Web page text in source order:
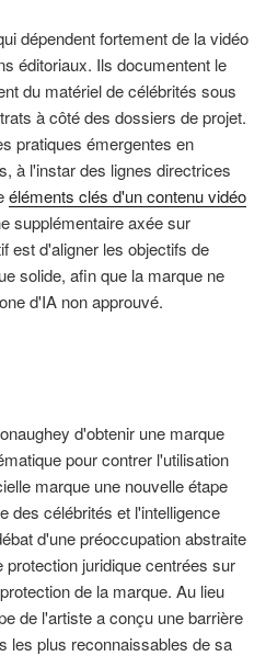
dépendent fortement de la vidéo
éditoriaux. Ils documentent le
du matériel de célébrités sous
à côté des dossiers de projet.
pratiques émergentes en
à l'instar des lignes directrices
éléments clés d'un contenu vidéo
supplémentaire axée sur
est d'aligner les objectifs de
solide, afin que la marque ne
d'IA non approuvé.
d'obtenir une marque
pour contrer l'utilisation
marque une nouvelle étape
des célébrités et l'intelligence
d'une préoccupation abstraite
juridique centrées sur
de la marque. Au lieu
de l'artiste a conçu une barrière
les plus reconnaissables de sa